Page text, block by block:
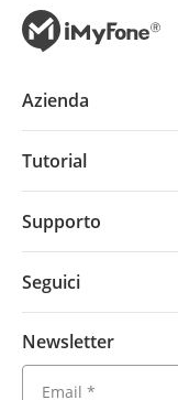
Azienda
Tutorial
Supporto
Seguici
Newsletter